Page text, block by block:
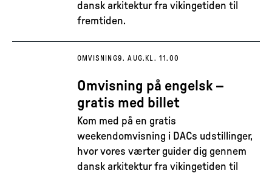
dansk arkitektur fra vikingetiden til
fremtiden.
OMVISNING9. AUG. KL. 11.00
Omvisning på engelsk –
gratis med billet
Kom med på en gratis
weekendomvisning i DACs udstillinger,
hvor vores værter guider dig gennem
dansk arkitektur fra vikingetiden til